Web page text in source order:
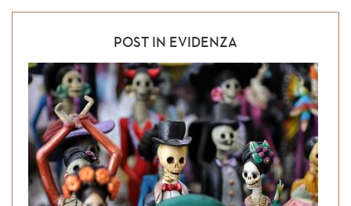
POST IN EVIDENZA